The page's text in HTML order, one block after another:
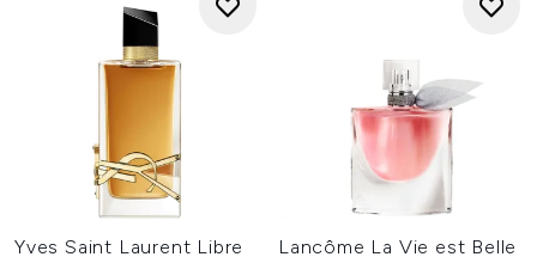
Yves Saint Laurent Libre
Lancôme La Vie est Belle